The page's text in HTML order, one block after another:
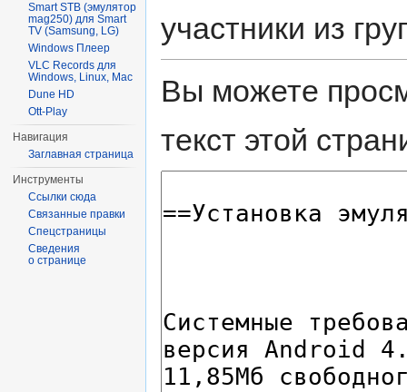
участники из
Вы можете
текст этой
Smart STB (эмулятор
mag250) для Smart
TV (Samsung, LG)
Windows Плеер
VLC Records для
Windows, Linux, Mac
Dune HD
Ott-Play
Навигация
Заглавная страница
Инструменты
Ссылки сюда
Связанные правки
Спецстраницы
Сведения
о странице